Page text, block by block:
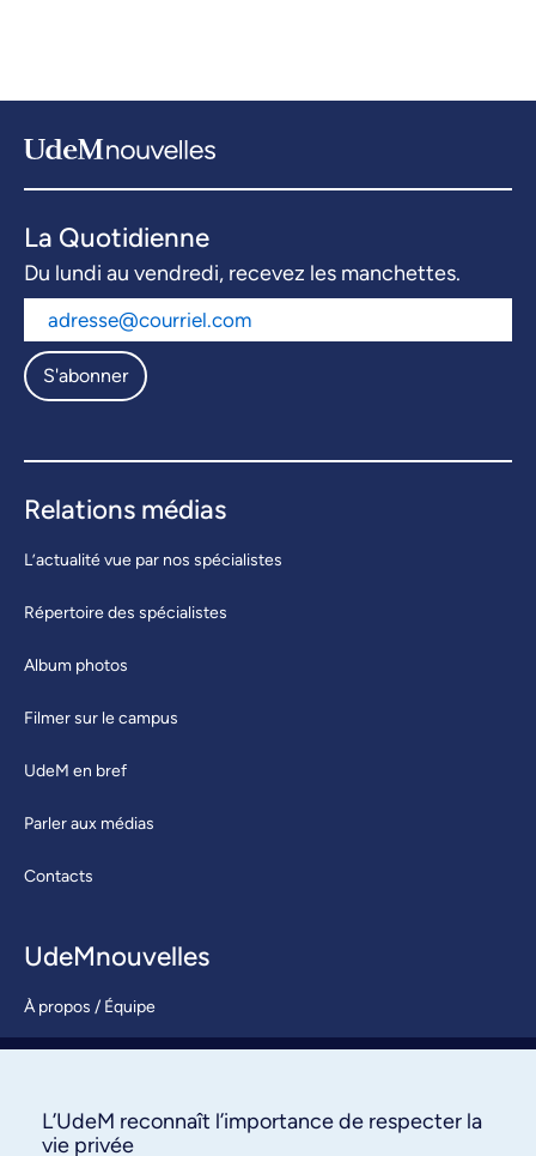
La Quotidienne
Du lundi au vendredi, recevez les manchettes.
S'abonner
Relations médias
L’actualité vue par nos spécialistes
Répertoire des spécialistes
Album photos
Filmer sur le campus
UdeM en bref
Parler aux médias
Contacts
UdeMnouvelles
À propos / Équipe
S’abonner
L’UdeM reconnaît l’importance de respecter la
vie privée